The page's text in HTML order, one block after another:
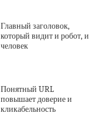
Главный заголовок,
который видит и робот, и
человек
Понятный URL
повышает доверие и
кликабельность